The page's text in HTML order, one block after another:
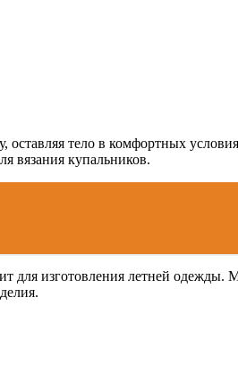
оставляя тело в комфортных
вязания купальников.
для изготовления летней одежды.